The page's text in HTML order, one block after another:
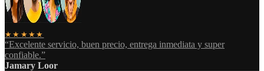
★★★★★
“Excelente servicio, buen precio, entrega inmediata y super
confiable.”
Jamary Loor